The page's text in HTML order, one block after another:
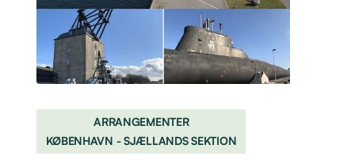
ARRANGEMENTER
KØBENHAVN - SJÆLLANDS SEKTION